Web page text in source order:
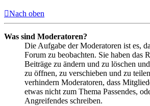
Nach oben
Was sind Moderatoren?
Die Aufgabe der Moderatoren ist es,
Forum zu beobachten. Sie haben das
Beiträge zu ändern und zu löschen
zu öffnen, zu verschieben und zu
verhindern Moderatoren, dass
etwas nicht zum Thema Passendes,
Angreifendes schreiben.